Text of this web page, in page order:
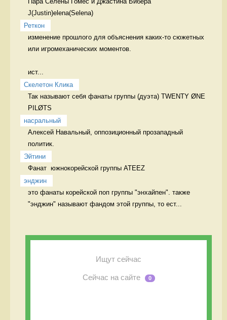
J(Justin)elena(Selena)
Реткон
изменение прошлого для объяснения каких-то сюжетных
или игромеханических моментов.
ист...
Скелетон Клика
Так называют себя фанаты группы (дуэта) TWENTY ØNE
PILØTS
насральный
Алексей Навальный, оппозиционный прозападный
политик.
Эйтини
Фанат  южнокорейской группы ATEEZ
энджин
это фанаты корейской поп группы "энхайпен". также
"энджин" называют фандом этой группы, то ест...
Ищут сейчас
Сейчас на сайте 0